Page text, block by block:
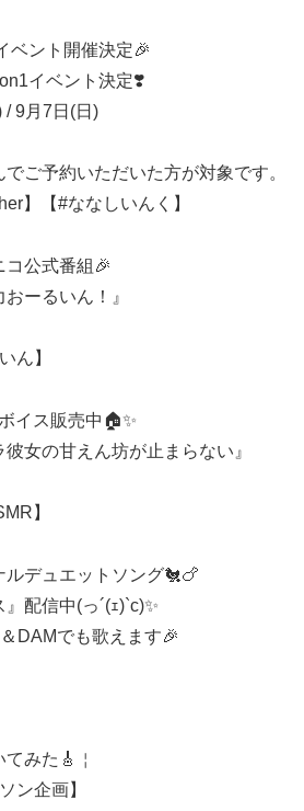
ベント開催決定🎉
イベント決定❣️
/ 9月7日(日)
ご予約いただいた方が対象です。
】【#ななしいんく】
コ公式番組🎉
ーるいん！』
ん】
イス販売中🏠✨
彼女の甘えん坊が止まらない』
】
デュエットソング🐔🍗
配信中(っ´(ｪ)`c)✨
DAMでも歌えます🎉
みた🎸￤
ン企画】